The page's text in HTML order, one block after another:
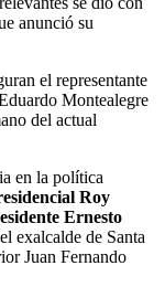
anunció su
el representante
Montealegre
del actual
en la política
Roy
Ernesto
exalcalde de Santa
Juan Fernando